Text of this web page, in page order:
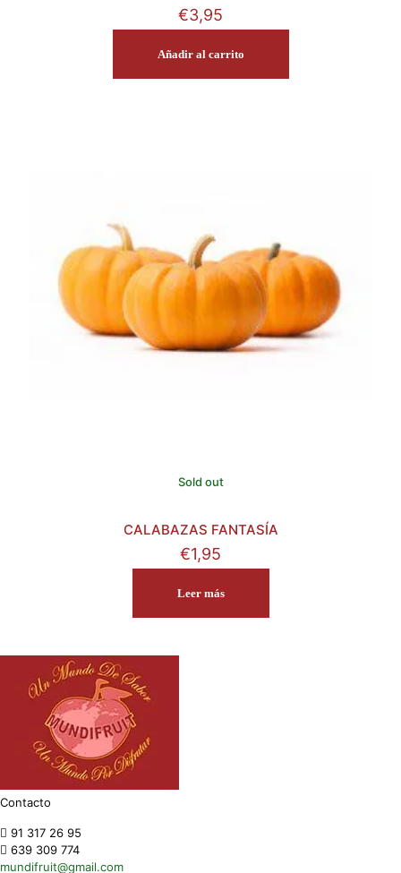
€3,95
Añadir al carrito
Sold out
CALABAZAS FANTASÍA
€1,95
Leer más
Contacto
91 317 26 95
639 309 774
mundifruit@gmail.com